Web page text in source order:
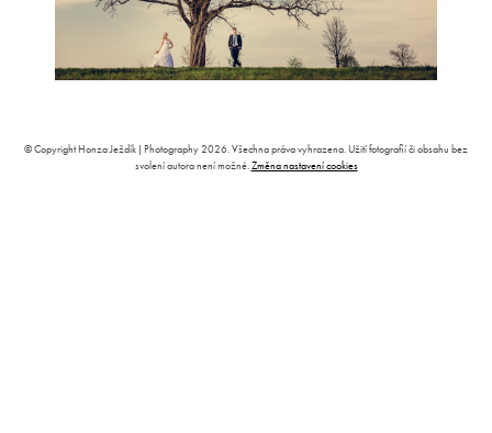
© Copyright Honza Ježdík | Photography 2026. Všechna práva vyhrazena. Užití fotografií či obsahu bez
svolení autora není možné.Změna nastavení cookies